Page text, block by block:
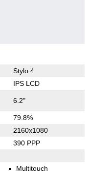
Stylo 4
IPS LCD
6.2"
79.8%
2160x1080
390 PPP
Multitouch